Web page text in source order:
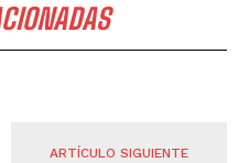
ARTÍCULO SIGUIENTE